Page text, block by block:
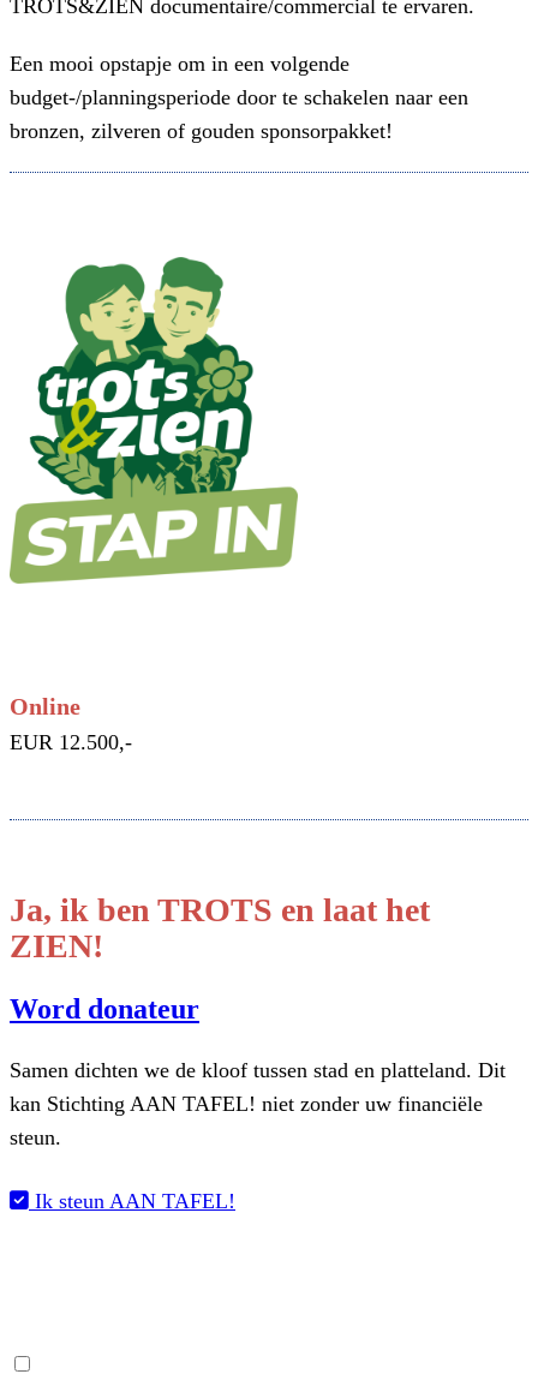
TROTS&ZIEN documentaire/commercial te ervaren.
Een mooi opstapje om in een volgende
budget-/planningsperiode door te schakelen naar een
bronzen, zilveren of gouden sponsorpakket!
Online
EUR 12.500,-
Ja, ik ben TROTS en laat het
ZIEN!
Word donateur
Samen dichten we de kloof tussen stad en platteland. Dit
kan Stichting AAN TAFEL! niet zonder uw financiële
steun.
Ik steun AAN TAFEL!